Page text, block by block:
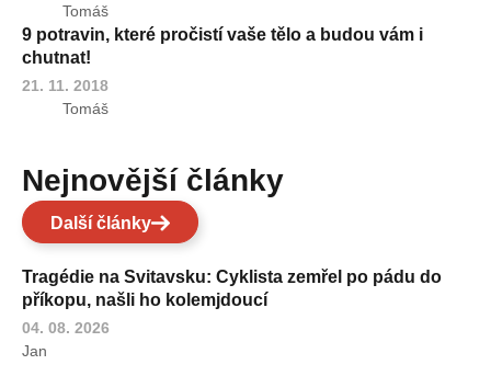
Tomáš
9 potravin, které pročistí vaše tělo a budou vám i
chutnat!
21. 11. 2018
Tomáš
Nejnovější články
Další články
Tragédie na Svitavsku: Cyklista zemřel po pádu do
příkopu, našli ho kolemjdoucí
04. 08. 2026
Jan